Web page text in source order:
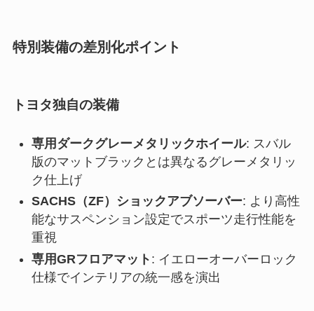
特別装備の差別化ポイント
トヨタ独自の装備
専用ダークグレーメタリックホイール: スバル
版のマットブラックとは異なるグレーメタリッ
ク仕上げ
SACHS（ZF）ショックアブソーバー: より高性
能なサスペンション設定でスポーツ走行性能を
重視
専用GRフロアマット : イエローオーバーロック
仕様でインテリアの統一感を演出